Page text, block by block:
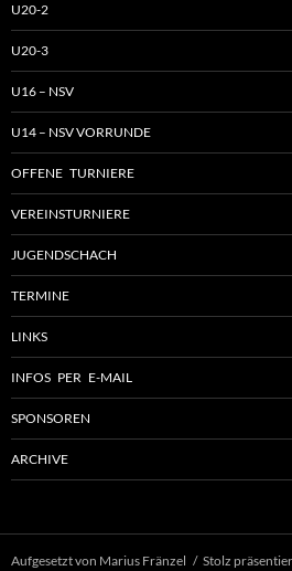
U20-2
U20-3
U16 – NSV
U14 – NSV VORRUNDE
OFFENE TURNIERE
VEREINSTURNIERE
JUGENDSCHACH
TERMINE
LINKS
INFOS PER E-MAIL
SPONSOREN
ARCHIVE
Aufgesetzt von Marius Fränzel Stolz